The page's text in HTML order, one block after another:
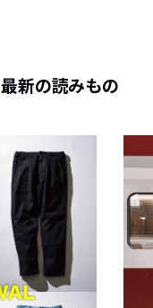
最新の読みもの